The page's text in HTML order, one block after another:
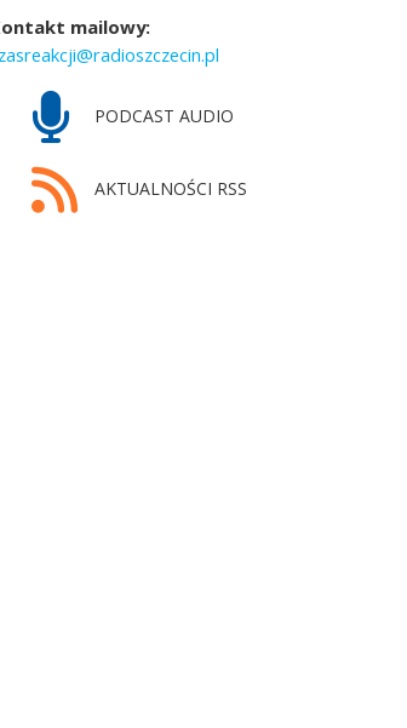
mailowy:
PODCAST AUDIO
AKTUALNOŚCI RSS